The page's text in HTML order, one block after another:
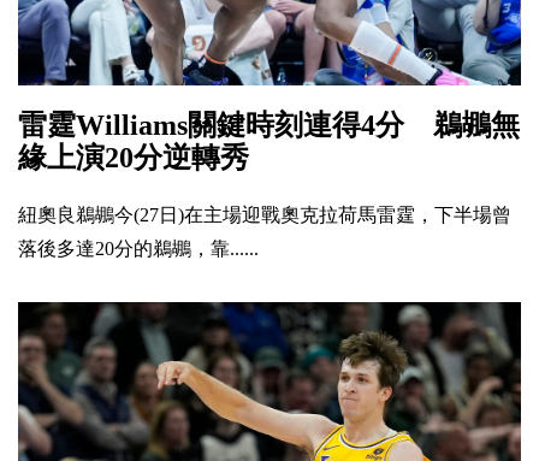
雷霆Williams關鍵時刻連得4分 鵜鶘無
緣上演20分逆轉秀
紐奧良鵜鶘今(27日)在主場迎戰奧克拉荷馬雷霆，下半場曾
落後多達20分的鵜鶘，靠......